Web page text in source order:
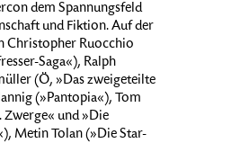
dem Spannungsfeld
und Fiktion. Auf der
Christopher Ruocchio
Saga«), Ralph
(Ö, »Das zweigeteilte
(»Pantopia«), Tom
Zwerge« und »Die
Metin Tolan (»Die Star-